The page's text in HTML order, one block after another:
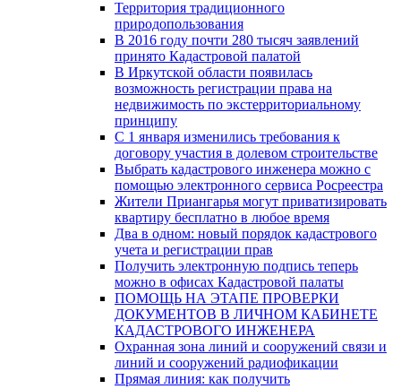
Территория традиционного
природопользования
В 2016 году почти 280 тысяч заявлений
принято Кадастровой палатой
В Иркутской области появилась
возможность регистрации права на
недвижимость по экстерриториальному
принципу
C 1 января изменились требования к
договору участия в долевом строительстве
Выбрать кадастрового инженера можно с
помощью электронного сервиса Росреестра
Жители Приангарья могут приватизировать
квартиру бесплатно в любое время
Два в одном: новый порядок кадастрового
учета и регистрации прав
Получить электронную подпись теперь
можно в офисах Кадастровой палаты
ПОМОЩЬ НА ЭТАПЕ ПРОВЕРКИ
ДОКУМЕНТОВ В ЛИЧНОМ КАБИНЕТЕ
КАДАСТРОВОГО ИНЖЕНЕРА
Охранная зона линий и сооружений связи и
линий и сооружений радиофикации
Прямая линия: как получить